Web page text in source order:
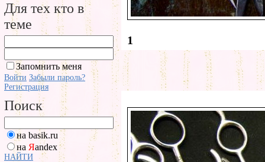
Для тех кто в
теме
Запомнить меня
Войти Забыли пароль?
Регистрация
Поиск
на basik.ru
на Яandex
НАЙТИ
1